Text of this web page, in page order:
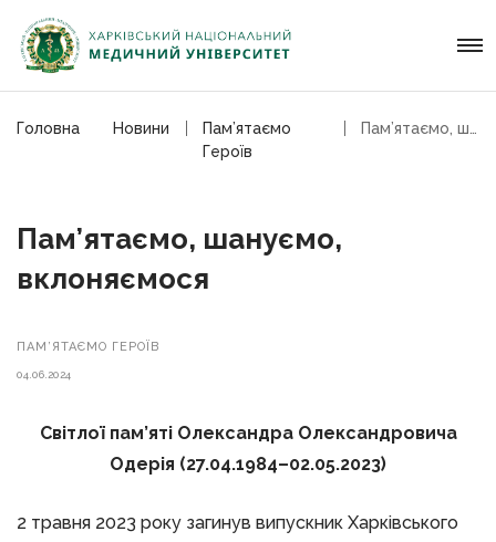
Головна Новини
Пам’ятаємо
Героїв
Пам’ятаємо, шануємо,
вклоняємося
ПАМ’ЯТАЄМО ГЕРОЇВ
04.06.2024
Світлої пам’яті Олександра Олександровича
Одерія (27.04.1984–02.05.2023)
2 травня 2023 року загинув випускник Харківського